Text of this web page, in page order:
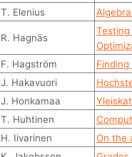
T. Elenius
R. Hagnäs
F. Hagström
J. Hakavuori
J. Honkamaa
T. Huhtinen
H. Iivarinen
On the